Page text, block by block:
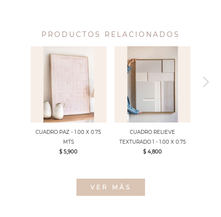
PRODUCTOS RELACIONADOS
CUADRO PAZ - 1.00 X 0.75
MTS
$ 5,900
CUADRO RELIEVE
TEXTURADO 1 - 1.00 X 0.75
$ 4,800
VER MÁS